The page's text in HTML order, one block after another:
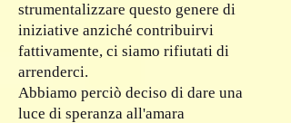
strumentalizzare questo genere di
iniziative anziché contribuirvi
fattivamente, ci siamo rifiutati di
arrenderci.
Abbiamo perciò deciso di dare una
luce di speranza all'amara